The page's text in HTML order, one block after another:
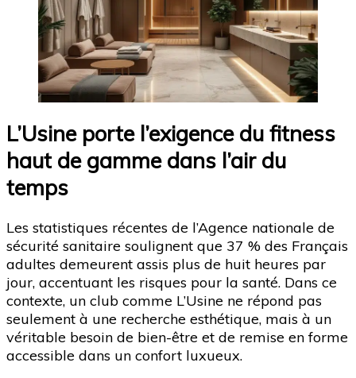
L’Usine porte l’exigence du fitness
haut de gamme dans l’air du
temps
Les statistiques récentes de l’Agence nationale de
sécurité sanitaire soulignent que 37 % des Français
adultes demeurent assis plus de huit heures par
jour, accentuant les risques pour la santé. Dans ce
contexte, un club comme L’Usine ne répond pas
seulement à une recherche esthétique, mais à un
véritable besoin de bien-être et de remise en forme
accessible dans un confort luxueux.